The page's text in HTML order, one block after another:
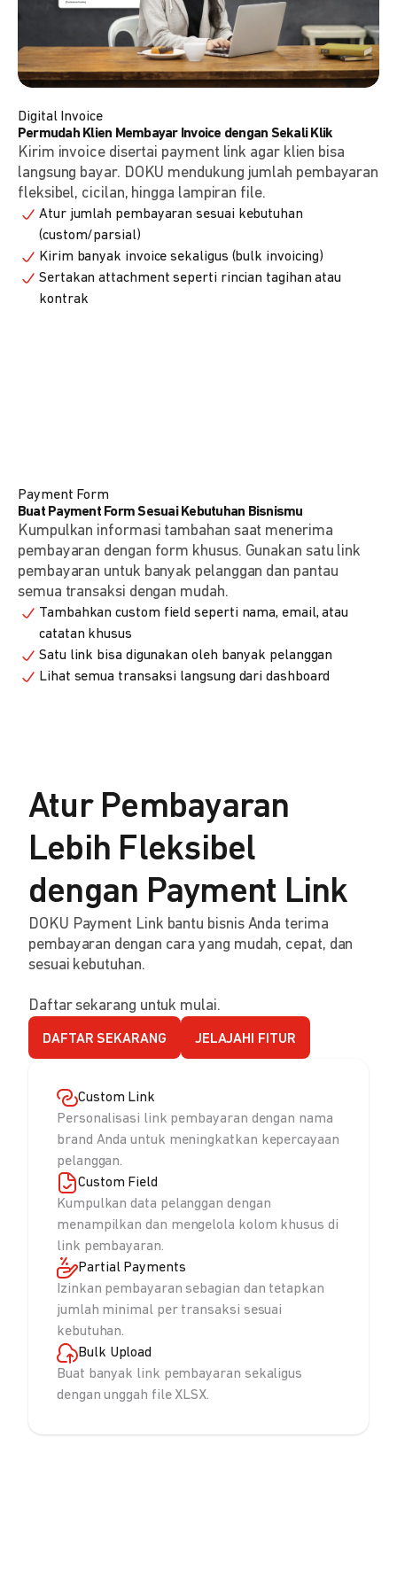
Digital Invoice
Permudah Klien Membayar Invoice dengan Sekali Klik
Kirim invoice disertai payment link agar klien bisa
langsung bayar. DOKU mendukung jumlah pembayaran
fleksibel, cicilan, hingga lampiran file.
Atur jumlah pembayaran sesuai kebutuhan
(custom/parsial)
Kirim banyak invoice sekaligus (bulk invoicing)
Sertakan attachment seperti rincian tagihan atau
kontrak
Payment Form
Buat Payment Form Sesuai Kebutuhan Bisnismu
Kumpulkan informasi tambahan saat menerima
pembayaran dengan form khusus. Gunakan satu link
pembayaran untuk banyak pelanggan dan pantau
semua transaksi dengan mudah.
Tambahkan custom field seperti nama, email, atau
catatan khusus
Satu link bisa digunakan oleh banyak pelanggan
Lihat semua transaksi langsung dari dashboard
Atur Pembayaran
Lebih Fleksibel
dengan Payment Link
DOKU Payment Link bantu bisnis Anda terima
pembayaran dengan cara yang mudah, cepat, dan
sesuai kebutuhan.
Daftar sekarang untuk mulai.
DAFTAR SEKARANG JELAJAHI FITUR
Custom Link
Personalisasi link pembayaran dengan nama
brand Anda untuk meningkatkan kepercayaan
pelanggan.
Custom Field
Kumpulkan data pelanggan dengan
menampilkan dan mengelola kolom khusus di
link pembayaran.
Partial Payments
Izinkan pembayaran sebagian dan tetapkan
jumlah minimal per transaksi sesuai
kebutuhan.
Bulk Upload
Buat banyak link pembayaran sekaligus
dengan unggah file XLSX.